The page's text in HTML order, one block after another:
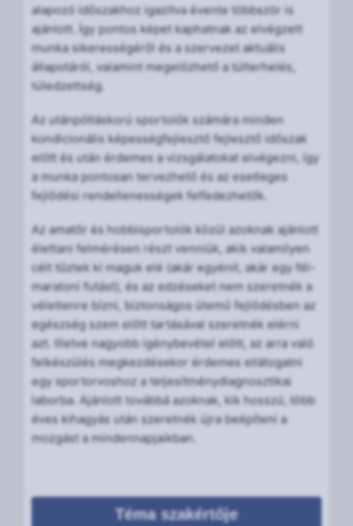
alapozó időszakhoz igazítva évente többször is
ajánlott. Így pontos képet kaphatnak az elvégzett
munka sikerességéről és a szervezet aktuális
állapotáról, valamint megelőzhető a túlterhelés,
túledzettség.
Az utánpótláskorú sportolók számára minden
kondicionális képességfejlesztő fejlesztő időszak
előtt és után érdemes a vizsgálatokat elvégezni, így
a munka pontosan tervezhető és az esetleges
fejlődési rendellenességek felfedezhetők.
Az amatőr és hobbisportolók közül azoknak ajánlott
élettani felmérésen részt venniük, akik valamilyen
célt tűztek ki maguk elé (akár egyénit, akár egy fél-
maratoni futást), és az edzéseket nem szeretnék a
véletlenre bízni, biztonságos ütemű fejlődésben az
egészség szem előtt tartásával szeretnék elérni
azt. Illetve nagyobb igénybevétel előtt, az arra való
felkészülés megkezdésekor érdemes ellátogatni
egy sportorvoshoz a teljesítménydiagnosztikai
laborba. Ajánlott továbbá azoknak, kik hosszú, több
éves kihagyás után szeretnék újra beépíteni a
mozgást a mindennapjaikban.
Téma szakértője